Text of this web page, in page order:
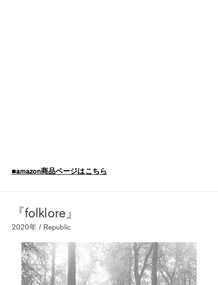
■amazon商品ページはこちら
『folklore』
2020年 / Republic